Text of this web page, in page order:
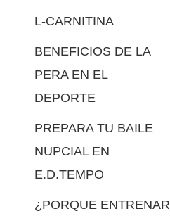
L-CARNITINA
BENEFICIOS DE LA
PERA EN EL
DEPORTE
PREPARA TU BAILE
NUPCIAL EN
E.D.TEMPO
¿PORQUE ENTRENAR